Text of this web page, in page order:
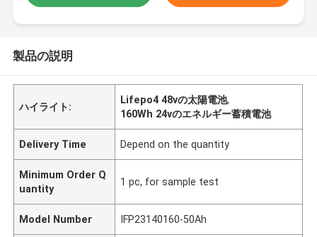
製品の説明
ハイライト:
Lifepo4 48vの太陽電池,
160Wh 24vのエネルギー蓄積電池
Delivery Time Depend on the quantity
Minimum Order Q
uantity
1 pc, for sample test
Model Number IFP23140160-50Ah